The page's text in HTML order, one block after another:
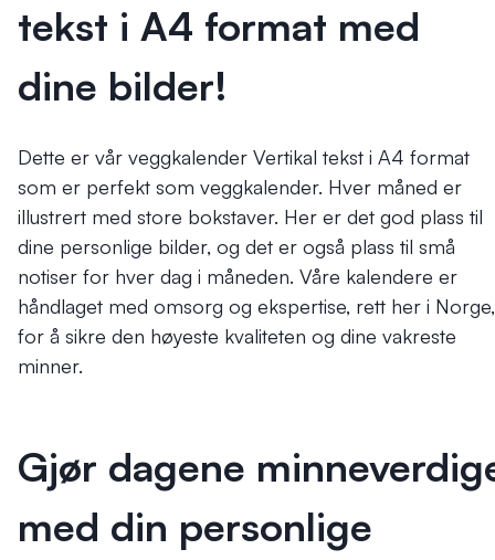
tekst i A4 format med
dine bilder!
Dette er vår veggkalender Vertikal tekst i A4 format
som er perfekt som veggkalender. Hver måned er
illustrert med store bokstaver. Her er det god plass til
dine personlige bilder, og det er også plass til små
notiser for hver dag i måneden. Våre kalendere er
håndlaget med omsorg og ekspertise, rett her i Norge,
for å sikre den høyeste kvaliteten og dine vakreste
minner.
Gjør dagene
med din personlige